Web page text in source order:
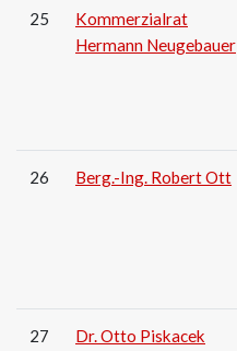
25
Kommerzialrat
Hermann Neugebauer
26 Berg.-Ing. Robert Ott
27 Dr. Otto Piskacek